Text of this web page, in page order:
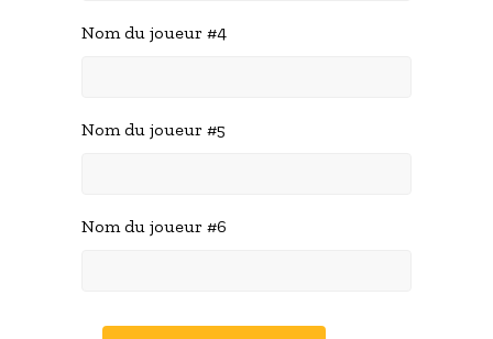
Nom du joueur #4
Nom du joueur #5
Nom du joueur #6